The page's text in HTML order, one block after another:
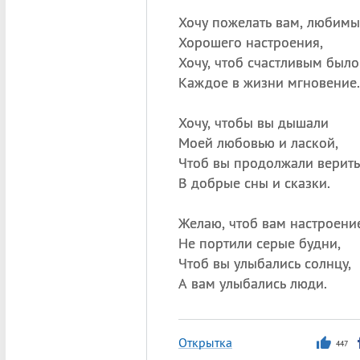
Хочу пожелать вам,
Хорошего настроения,
Хочу, чтоб счастливым было
Каждое в жизни мгновение.
Хочу, чтобы вы дышали
Моей любовью и лаской,
Чтоб вы продолжали верить
В добрые сны и сказки.
Желаю, чтоб вам
Не портили серые будни,
Чтоб вы улыбались солнцу,
А вам улыбались люди.
Открытка 447